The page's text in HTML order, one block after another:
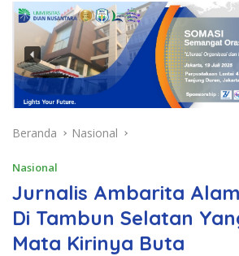
Beranda Nasional
Nasional
Jurnalis Ambarita
Di Tambun Selatan
Mata Kirinya Buta